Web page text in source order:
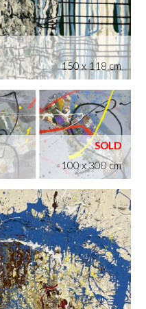
150 x 118 cm
100 x 300 cm